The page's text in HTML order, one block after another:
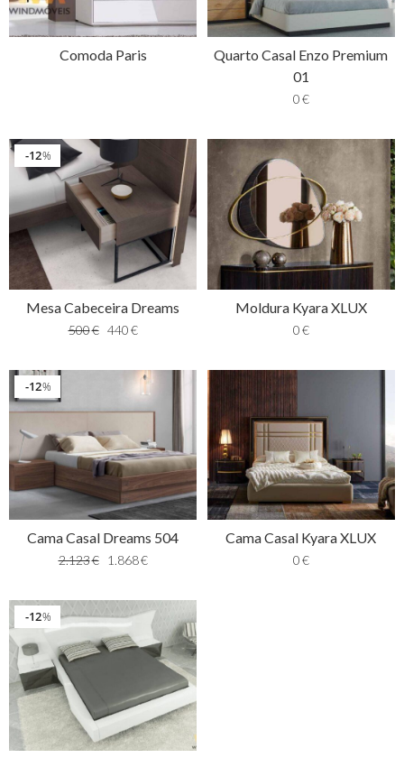
Comoda Paris
Quarto Casal Enzo Premium
01
0€
%
12
Mesa Cabeceira Dreams
500€ 440€
Moldura Kyara XLUX
0€
%
12
Cama Casal Dreams 504
2.123€ 1.868€
Cama Casal Kyara XLUX
0€
%
12